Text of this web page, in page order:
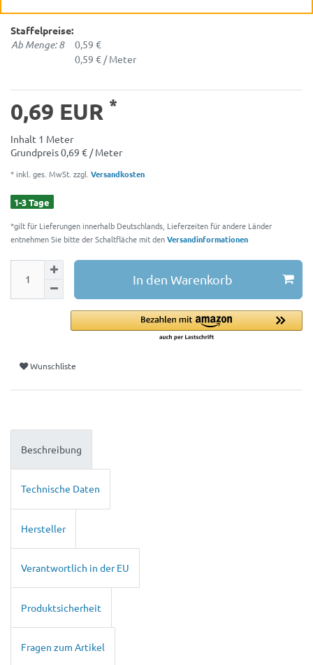
Staffelpreise:
Ab Menge: 8
0,59 €
0,59 € / Meter
0,69 EUR *
Inhalt 1 Meter
Grundpreis0,69 € / Meter
* inkl. ges. MwSt. zzgl. Versandkosten
1-3 Tage
*gilt für Lieferungen innerhalb Deutschlands, Lieferzeiten für andere Länder
entnehmen Sie bitte der Schaltfläche mit denVersandinformationen
In den Warenkorb
Wunschliste
Beschreibung
Technische Daten
Hersteller
Verantwortlich in der EU
Produktsicherheit
Fragen zum Artikel